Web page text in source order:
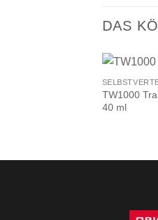
DAS
TW1000
40 ml